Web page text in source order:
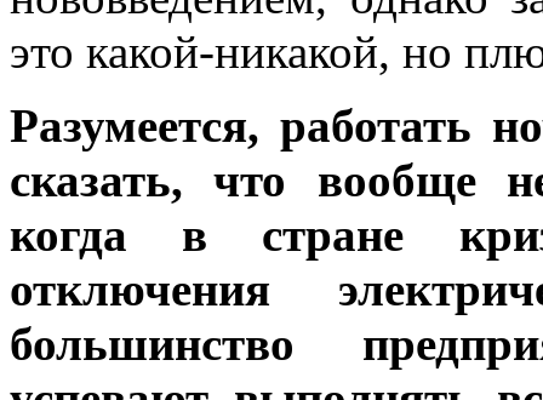
это какой-никакой, но
Разумеется, работать
сказать, что вообще
когда в стране
отключения
большинство